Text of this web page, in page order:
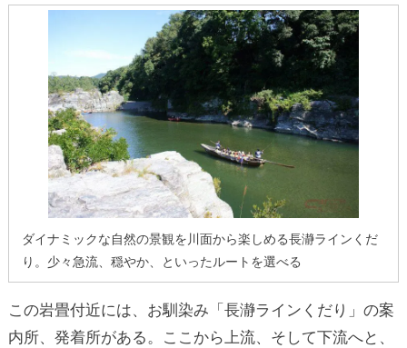
ダイナミックな自然の景観を川面から楽しめる長瀞ラインくだ
り。少々急流、穏やか、といったルートを選べる
この岩畳付近には、お馴染み「長瀞ラインくだり」の案
内所、発着所がある。ここから上流、そして下流へと、